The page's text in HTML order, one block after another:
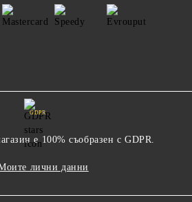
GDPR
е 100% съобразен с GDPR.
лични данни